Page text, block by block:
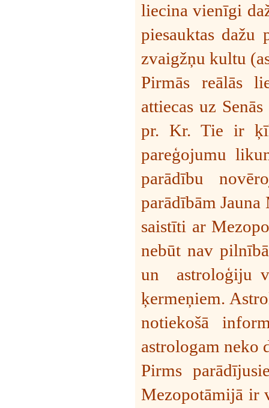
liecina vienīgi
piesauktas
zvaigžņu kultu
Pirmās reālās
attiecas uz
pr. Kr. Tie ir
pareģojumu
parādību
parādībām
saistīti ar
nebūt nav
un
astroloģiju
ķermeņiem.
notiekošā
astrologam neko
Pirms
Mezopotāmijā ir